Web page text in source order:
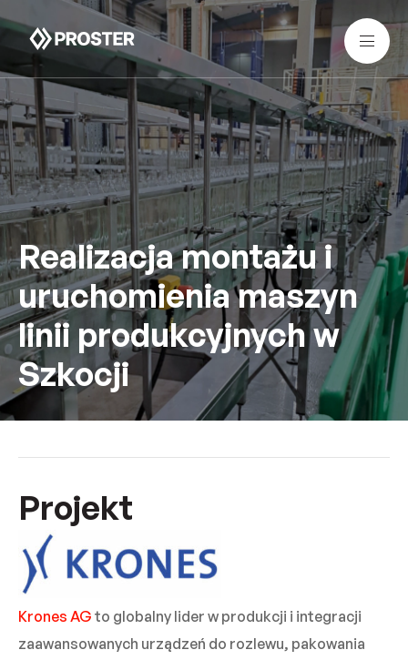
Realizacja montażu i
uruchomienia maszyn
linii produkcyjnych w
Szkocji
Projekt
Krones AG to globalny lider w produkcji i integracji
zaawansowanych urządzeń do rozlewu, pakowania